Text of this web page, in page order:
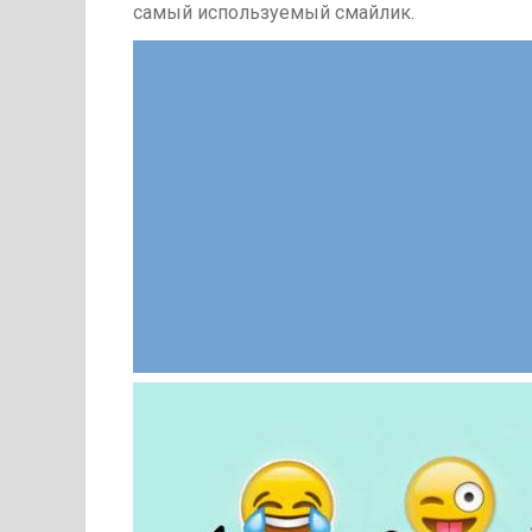
самый используемый смайлик.